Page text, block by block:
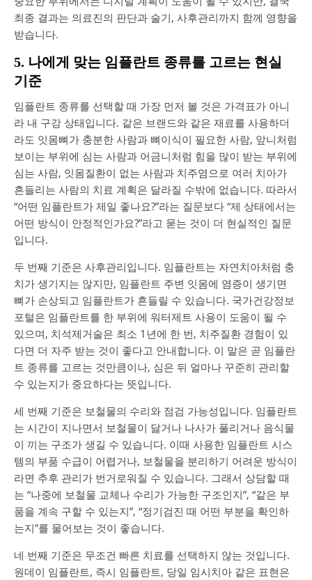
최종 결과는 의료진의 판단과 술기, 사후관리까지 함께 영향을
받습니다.
5. 나에게 맞는 임플란트 종류를 고르는 현실
기준
임플란트 종류를 선택할 때 가장 먼저 볼 것은 가격표가 아니
라 내 구강 상태입니다. 같은 브랜드와 같은 재료를 사용하더
라도 잇몸뼈가 충분한 사람과 뼈이식이 필요한 사람, 앞니처럼
보이는 부위에 심는 사람과 어금니처럼 힘을 많이 받는 부위에
심는 사람, 잇몸질환이 없는 사람과 치주염으로 여러 치아가
흔들리는 사람의 치료 계획은 달라질 수밖에 없습니다. 따라서
“어떤 임플란트가 제일 좋나요?”라는 질문보다 “제 상태에서는
어떤 방식이 안정적인가요?”라고 묻는 것이 더 현실적인 질문
입니다.
두 번째 기준은 사후관리입니다. 임플란트는 자연치아처럼 충
치가 생기지는 않지만, 임플란트 주변 잇몸에 염증이 생기면
뼈가 손상되고 임플란트가 흔들릴 수 있습니다. 국가건강정보
포털은 임플란트를 한 부위에 워터제트 사용이 도움이 될 수
있으며, 치석제거술은 최소 1년에 한 번, 치주질환 경험이 있
다면 더 자주 받는 것이 좋다고 안내합니다. 이 말은 곧 임플란
트 종류를 고르는 것만큼이나, 심은 뒤 얼마나 꾸준히 관리할
수 있는지가 중요하다는 뜻입니다.
세 번째 기준은 보철물의 수리와 점검 가능성입니다. 임플란트
는 시간이 지나면서 보철물이 닳거나 나사가 풀리거나 음식물
이 끼는 구조가 생길 수 있습니다. 이때 사용한 임플란트 시스
템의 부품 수급이 어렵거나, 보철물을 분리하기 어려운 방식이
라면 추후 관리가 번거로워질 수 있습니다. 그래서 상담할 때
는 “나중에 보철물 교체나 수리가 가능한 구조인지”, “같은 부
품을 계속 구할 수 있는지”, “정기검진 때 어떤 부분을 확인하
는지”를 물어보는 것이 좋습니다.
네 번째 기준은 무조건 빠른 치료를 선택하지 않는 것입니다.
원데이 임플란트, 즉시 임플란트, 당일 임시치아 같은 표현은